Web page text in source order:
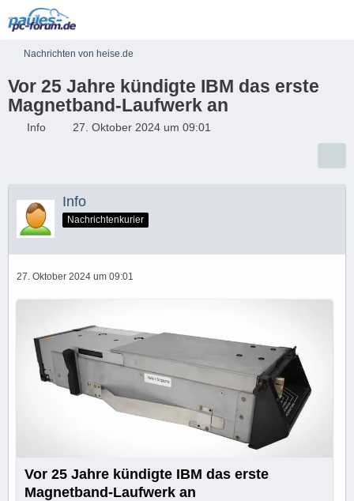
Nachrichten von heise.de
Vor 25 Jahre kündigte IBM das erste
Magnetband-Laufwerk an
Info 27. Oktober 2024 um 09:01
Info
Nachrichtenkurier
27. Oktober 2024 um 09:01
Vor 25 Jahre kündigte IBM das erste
Magnetband-Laufwerk an